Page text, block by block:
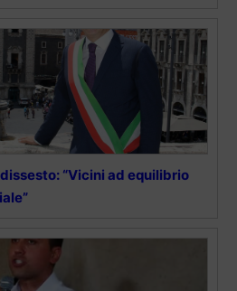
“Vicini ad equilibrio